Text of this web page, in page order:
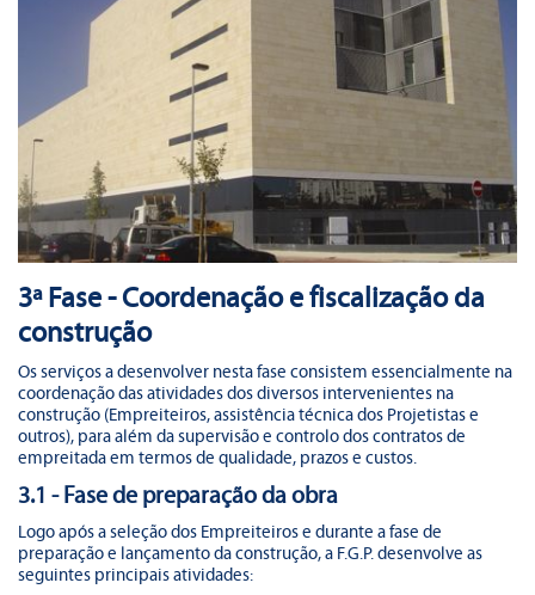
3ª Fase - Coordenação e fiscalização da
construção
Os serviços a desenvolver nesta fase consistem essencialmente na
coordenação das atividades dos diversos intervenientes na
construção (Empreiteiros, assistência técnica dos Projetistas e
outros), para além da supervisão e controlo dos contratos de
empreitada em termos de qualidade, prazos e custos.
3.1 - Fase de preparação da obra
Logo após a seleção dos Empreiteiros e durante a fase de
preparação e lançamento da construção, a F.G.P. desenvolve as
seguintes principais atividades: